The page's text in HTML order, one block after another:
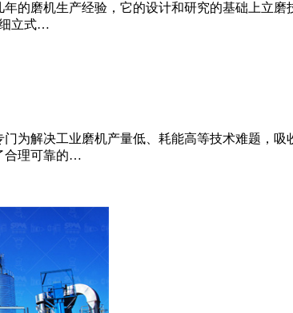
的磨机生产经验，它的设计和研究的基础上立
立式…
为解决工业磨机产量低、耗能高等技术难题，
合理可靠的…